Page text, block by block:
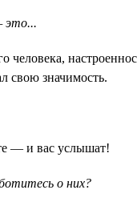
это...
человека,
свою значимость.
— и вас услышат!
о них?